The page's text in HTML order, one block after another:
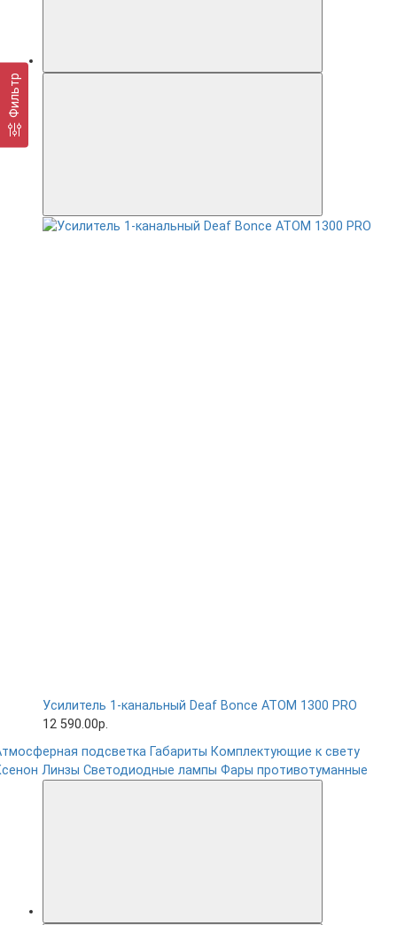
Усилитель 1-канальный Deaf Bonce ATOM 1300 PRO
12 590.00р.
подсветка Габариты Комплектующие к свету
Линзы Светодиодные лампы Фары противотуманные
Фильтр